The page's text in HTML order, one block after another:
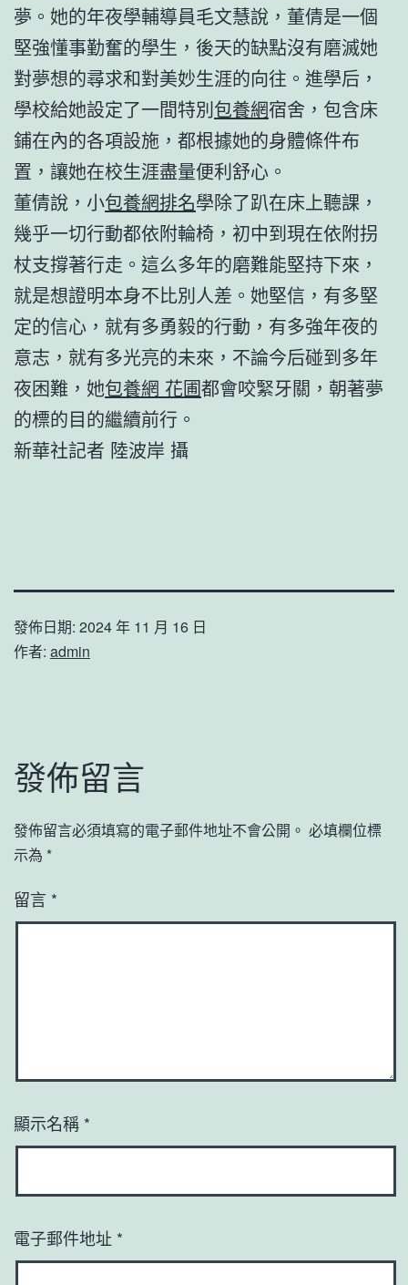
夢。她的年夜學輔導員毛文慧說，董倩是一個
堅強懂事勤奮的學生，後天的缺點沒有磨滅她
對夢想的尋求和對美妙生涯的向往。進學后，
學校給她設定了一間特別包養網宿舍，包含床
鋪在內的各項設施，都根據她的身體條件布
置，讓她在校生涯盡量便利舒心。
董倩說，小包養網排名學除了趴在床上聽課，
幾乎一切行動都依附輪椅，初中到現在依附拐
杖支撐著行走。這么多年的磨難能堅持下來，
就是想證明本身不比別人差。她堅信，有多堅
定的信心，就有多勇毅的行動，有多強年夜的
意志，就有多光亮的未來，不論今后碰到多年
夜困難，她包養網 花圃都會咬緊牙關，朝著夢
的標的目的繼續前行。
新華社記者 陸波岸 攝
發佈日期: 2024 年 11 月 16 日
作者: admin
發佈留言
發佈留言必須填寫的電子郵件地址不會公開。 必填欄位標
示為 *
留言 *
顯示名稱 *
電子郵件地址 *